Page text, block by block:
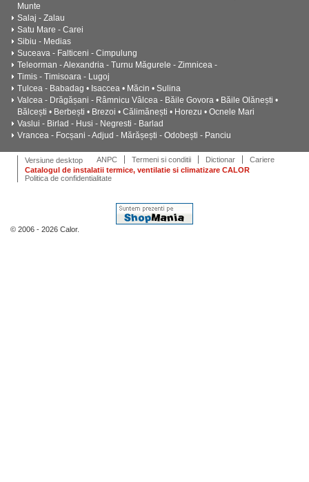
Munte
Salaj - Zalau
Satu Mare - Carei
Sibiu - Medias
Suceava - Falticeni - Cimpulung
Teleorman - Alexandria - Turnu Măgurele - Zimnicea -
Timis - Timisoara - Lugoj
Tulcea - Babadag • Isaccea • Măcin • Sulina
Valcea - Drăgășani - Râmnicu Vâlcea - Băile Govora • Băile Olănești •
Bălcești • Berbești • Brezoi • Călimănești • Horezu • Ocnele Mari
Vaslui - Birlad - Husi - Negresti - Barlad
Vrancea - Focșani - Adjud - Mărășești - Odobești - Panciu
Versiune desktop ANPC Termeni si conditii Dictionar
Cariere
Catalogul de instalatii termice, ventilatie si climatizare CALOR
Politica de confidentialitate
© 2006 - 2026 Calor.